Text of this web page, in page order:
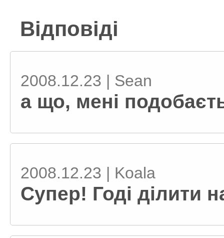
Відповіді
2008.12.23 | Sean
а що, мені
2008.12.23 | Koala
Супер! Годі ділити